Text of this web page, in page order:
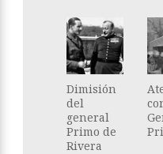
Dimisión
del
general
Primo de
Rivera